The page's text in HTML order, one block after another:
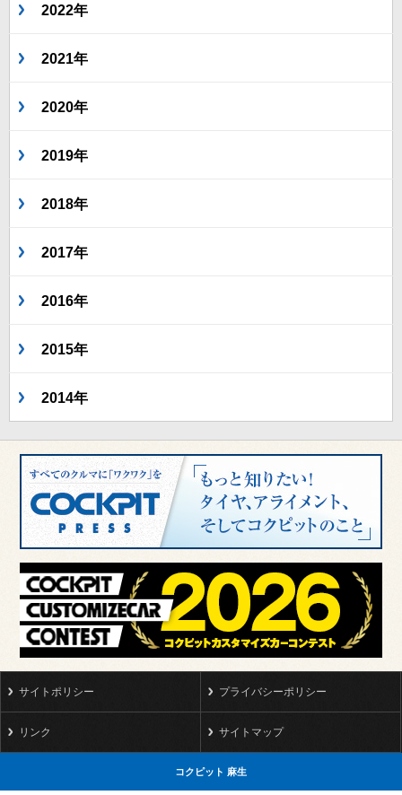
2022年
2021年
2020年
2019年
2018年
2017年
2016年
2015年
2014年
サイトポリシー プライバシーポリシー
リンク サイトマップ
コクピット 麻生